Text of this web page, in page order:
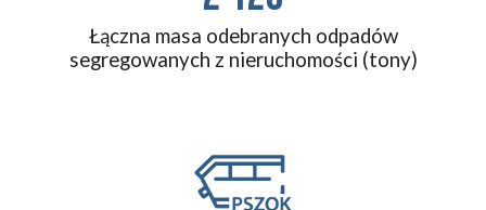
Łączna masa odebranych odpadów
segregowanych z nieruchomości (tony)